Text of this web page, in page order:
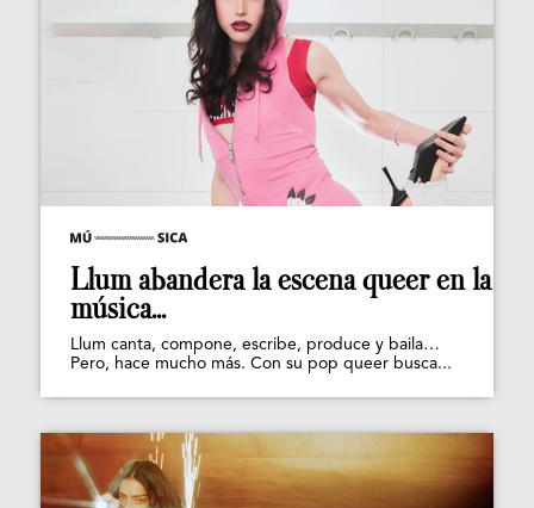
Llum abandera la escena queer en la
música...
Llum canta, compone, escribe, produce y baila…
Pero, hace mucho más. Con su pop queer busca...